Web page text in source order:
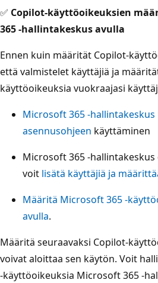
✅ Copilot-käyttöoikeuksien
365 -hallintakeskus avulla
Ennen kuin määrität Copilot-
että valmistelet käyttäjiä ja
käyttöoikeuksia vuokraajasi
Microsoft 365 -
asennusohjeen käyttäminen
Microsoft 365 -
voit lisätä käyttäjiä ja
Määritä Microsoft 365 -
avulla.
Määritä seuraavaksi Copilot-
voivat aloittaa sen käytön. Voit
-käyttöoikeuksia Microsoft 365 -